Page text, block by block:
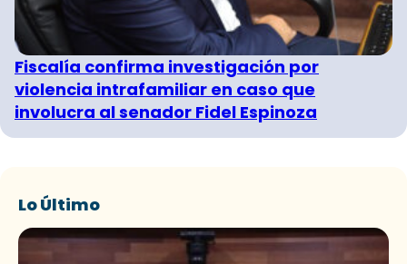
Fiscalía confirma investigación por
violencia intrafamiliar en caso que
involucra al senador Fidel Espinoza
Lo Último